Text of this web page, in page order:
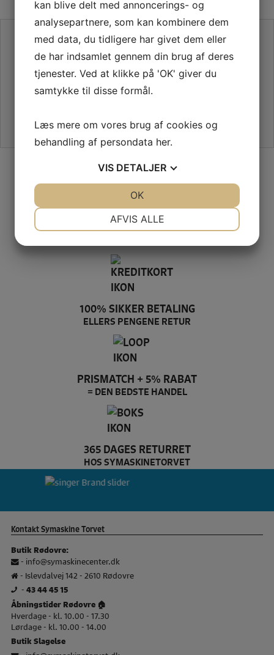
SE VORES ANMELDELSER PÅ TRUSTPILOT
SIKKER HANDEL PÅ SYMASKINETORVET.DK
GRATIS LEVERING VED 399,-
100% SIKKER BETALING
ELLERS PENGENE RETUR
PRISMATCH + 5% RABAT
= DEN BEDSTE HANDEL
365 DAGES RETURRET
HOS SYMASKINETORVET
Pfaff Brand slider
Kontakt Symaskine Torvet
Butik Rødovre:
- info@symaskinecenter.dk
- Islevdalvej 142 - 2610 Rødovre
- 43 44 45 15
Åbningstider Rødovre 🏠
Hverdage - kl. 10.00 - 17.30
Lørdage - kl. 10.00 - 14.00
Butik Slagelse
kan blive delt med annoncerings- og
analysepartnere, som kan kombinere dem
med data, du tidligere har givet dem eller
de har indsamlet gennem din brug af deres
tjenester. Ved at klikke på 'OK' giver du
samtykke til disse formål.
Læs mere om vores brug af cookies og
behandling af persondata her.
VIS DETALJER
AFVIS ALLE
OK